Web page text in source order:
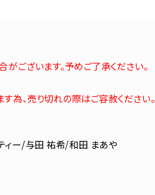
ございます。予めご了承ください。
為、売り切れの際はご容赦ください。
ー/与田 祐希/和田 まあや